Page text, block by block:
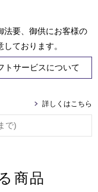
法要、御供にお客様の
ております。
トサービスについて
商品